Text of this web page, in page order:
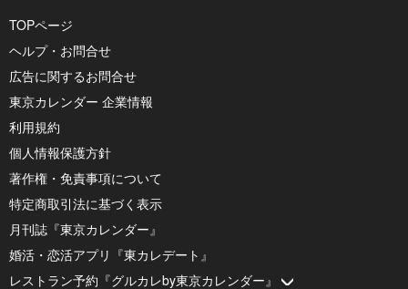
TOPページ
ヘルプ・お問合せ
広告に関するお問合せ
東京カレンダー 企業情報
利用規約
個人情報保護方針
著作権・免責事項について
特定商取引法に基づく表示
月刊誌『東京カレンダー』
婚活・恋活アプリ『東カレデート』
レストラン予約『グルカレby東京カレンダー』